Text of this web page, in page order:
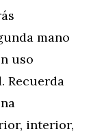
mano
uso
Recuerda
interior,